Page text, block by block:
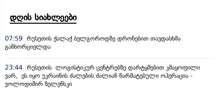
დღის სიახლეები
07:59 რუსეთის ქალაქ ბელგოროდზე დრონებით თავდასხმა
განხორციელდა
23:44 რუსეთის ლოგისტიკურ ცენტრებზე დარტყმებით კმაყოფილი
ვარ, ეს იყო უკრაინის ძალების ძალიან წარმატებული ოპერაცია -
ვოლოდიმირ ზელენსკი